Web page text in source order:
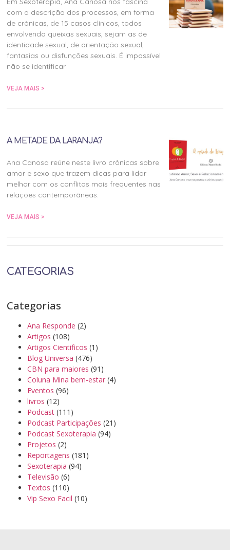
com a descrição dos processos, em forma
de crônicas, de 15 casos clínicos, todos
envolvendo queixas sexuais, sejam as de
identidade sexual, de orientação sexual,
fantasias ou disfunções sexuais. É impossível
não se identificar
VEJA MAIS >
A METADE DA LARANJA?
Ana Canosa reúne neste livro crônicas sobre
amor e sexo que trazem dicas para lidar
melhor com os conflitos mais frequentes nas
relações contemporâneas.
VEJA MAIS >
CATEGORIAS
Categorias
Ana Responde (2)
Artigos (108)
Artigos Cientificos (1)
Blog Universa (476)
CBN para maiores (91)
Coluna Mina bem-estar (4)
Eventos (96)
livros (12)
Podcast (111)
Podcast Participações (21)
Podcast Sexoterapia (94)
Projetos (2)
Reportagens (181)
Sexoterapia (94)
Televisão (6)
Textos (110)
Vip Sexo Facil (10)